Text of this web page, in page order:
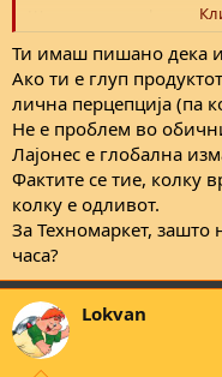
Што ги мешаш фирмите
поврзаноста?
Ти имаш пишано дека
Ако ти е глуп
лична перцепција (па
Не е проблем во
Лајонес е глобална
Фактите се тие, колку
колку е одливот.
За Техномаркет,
часа?
Lokvan